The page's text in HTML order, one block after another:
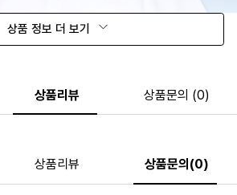
상품 정보 더 보기
상품리뷰 상품문의 (0)
상품리뷰 상품문의(0)